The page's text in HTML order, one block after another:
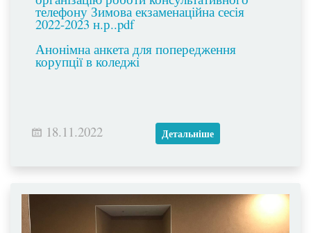
телефону Зимова екзаменаційна сесія
2022-2023 н.р..pdf
Анонімна анкета для попередження
корупції в коледжі
18.11.2022 Детальніше